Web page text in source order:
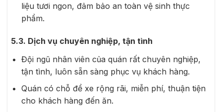
liệu tươi ngon, đảm bảo an toàn vệ sinh thực
phẩm.
5.3. Dịch vụ chuyên nghiệp, tận tình
Đội ngũ nhân viên của quán rất chuyên nghiệp,
tận tình, luôn sẵn sàng phục vụ khách hàng.
Quán có chỗ để xe rộng rãi, miễn phí, thuận tiện
cho khách hàng đến ăn.